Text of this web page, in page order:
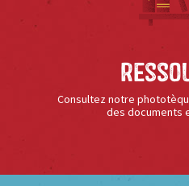
Consultez notre
des documents